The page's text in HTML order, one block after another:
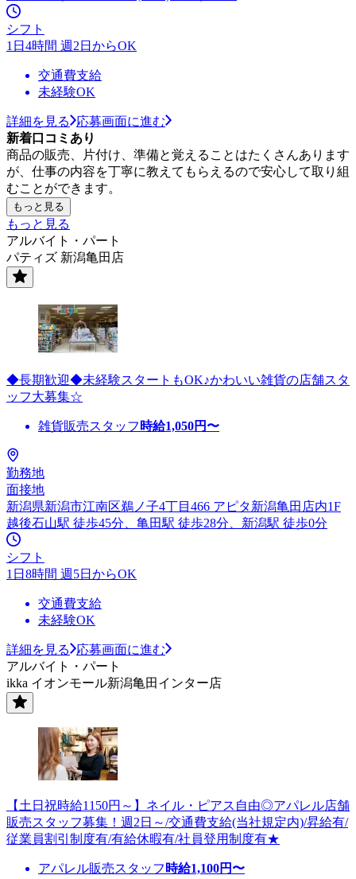
シフト
1日4時間 週2日からOK
交通費支給
未経験OK
詳細を見る
応募画面に進む
新着口コミあり
商品の販売、片付け、準備と覚えることはたくさんあります
が、仕事の内容を丁寧に教えてもらえるので安心して取り組
むことができます。
もっと見る
もっと見る
アルバイト・パート
パティズ 新潟亀田店
◆長期歓迎◆未経験スタートもOK♪かわいい雑貨の店舗スタ
ッフ大募集☆
雑貨販売スタッフ 時給1,050円〜
勤務地
面接地
新潟県新潟市江南区鵜ノ子4丁目466 アピタ新潟亀田店内1F
越後石山駅 徒歩45分、亀田駅 徒歩28分、新潟駅 徒歩0分
シフト
1日8時間 週5日からOK
交通費支給
未経験OK
詳細を見る
応募画面に進む
アルバイト・パート
ikka イオンモール新潟亀田インター店
【土日祝時給1150円～】ネイル・ピアス自由◎アパレル店舗
販売スタッフ募集！週2日～/交通費支給(当社規定内)/昇給有/
従業員割引制度有/有給休暇有/社員登用制度有★
アパレル販売スタッフ 時給1,100円〜